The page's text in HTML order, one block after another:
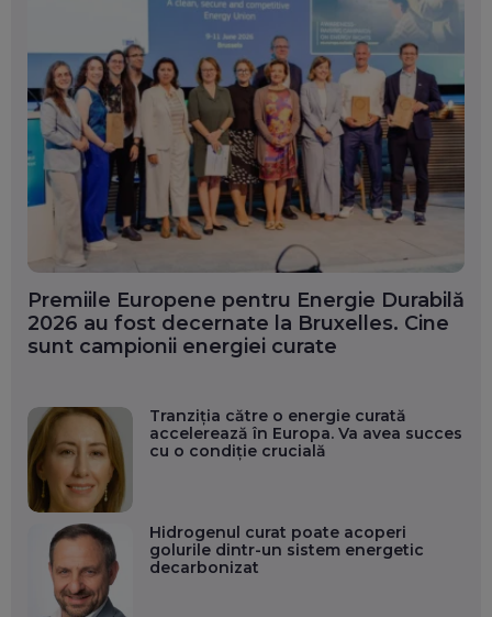
Premiile Europene pentru Energie Durabilă
2026 au fost decernate la Bruxelles. Cine
sunt campionii energiei curate
Tranziția către o energie curată
accelerează în Europa. Va avea succes
cu o condiție crucială
Hidrogenul curat poate acoperi
golurile dintr-un sistem energetic
decarbonizat